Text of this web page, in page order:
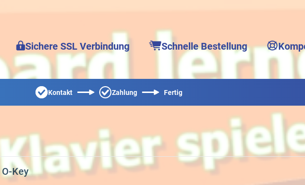
Sichere SSL Verbindung Schnelle Bestellung
Kontakt Zahlung Fertig
Key